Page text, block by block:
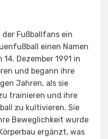
der Fußballfans ein
einen Namen
Dezember 1991 in
und begann ihre
Jahren, als sie
trainieren und ihre
zu kultivieren. Sie
Beweglichkeit wurde
ergänzt, was